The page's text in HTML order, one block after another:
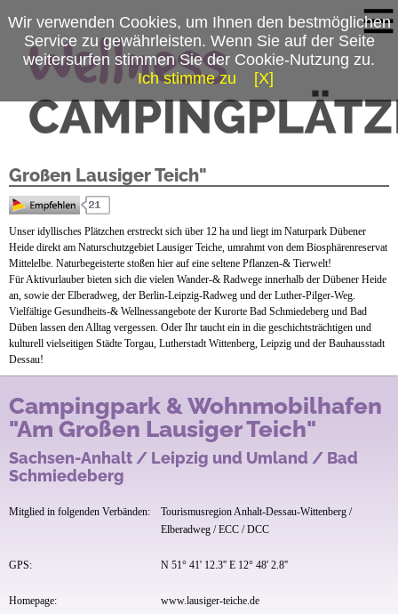
Campingplatzmenü
Stellplätze
Mietobjekte
Preise & Prospekte
Anfahrt
News
Großen Lausiger Teich"
Unser idyllisches Plätzchen erstreckt sich über 12 ha und liegt im Naturpark Dübener
Heide direkt am Naturschutzgebiet Lausiger Teiche, umrahmt von dem Biosphärenreservat
Mittelelbe. Naturbegeisterte stoßen hier auf eine seltene Pflanzen-& Tierwelt!
Für Aktivurlauber bieten sich die vielen Wander-& Radwege innerhalb der Dübener Heide
an, sowie der Elberadweg, der Berlin-Leipzig-Radweg und der Luther-Pilger-Weg.
Vielfältige Gesundheits-& Wellnessangebote der Kurorte Bad Schmiedeberg und Bad
Düben lassen den Alltag vergessen. Oder Ihr taucht ein in die geschichtsträchtigen und
kulturell vielseitigen Städte Torgau, Lutherstadt Wittenberg, Leipzig und der Bauhausstadt
Dessau!
Campingpark & Wohnmobilhafen
"Am Großen Lausiger Teich"
Sachsen-Anhalt / Leipzig und Umland / Bad
Schmiedeberg
Mitglied in folgenden Verbänden:
Tourismusregion Anhalt-Dessau-Wittenberg /
Elberadweg / ECC / DCC
GPS: N 51° 41' 12.3'' E 12° 48' 2.8''
Homepage: www.lausiger-teiche.de
Wir verwenden Cookies, um Ihnen den bestmöglichen
Service zu gewährleisten. Wenn Sie auf der Seite
weitersurfen stimmen Sie der Cookie-Nutzung zu.
Ich stimme zu
[X]